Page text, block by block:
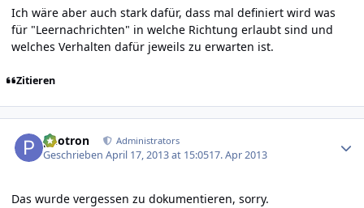
Ich wäre aber auch stark dafür, dass mal definiert wird was
für "Leernachrichten" in welche Richtung erlaubt sind und
welches Verhalten dafür jeweils zu erwarten ist.
Zitieren
photron Administrators
GeschriebenApril 17, 2013 at 15:0517. Apr 2013
Das wurde vergessen zu dokumentieren, sorry.